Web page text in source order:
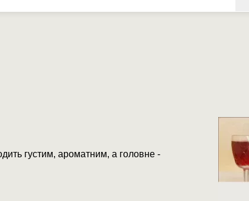
густим, ароматним, а головне -